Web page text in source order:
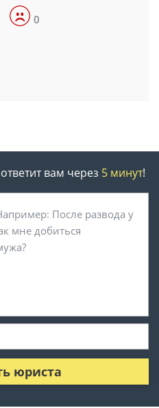
0
вам через 5 минут!
юриста